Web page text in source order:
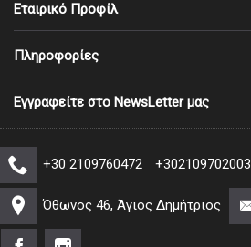
Εταιρικό Προφίλ
Πληροφορίες
Εγγραφείτε στο NewsLetter μας
+30 2109760472 +302109702003
Όθωνος 46, Άγιος Δημήτριος